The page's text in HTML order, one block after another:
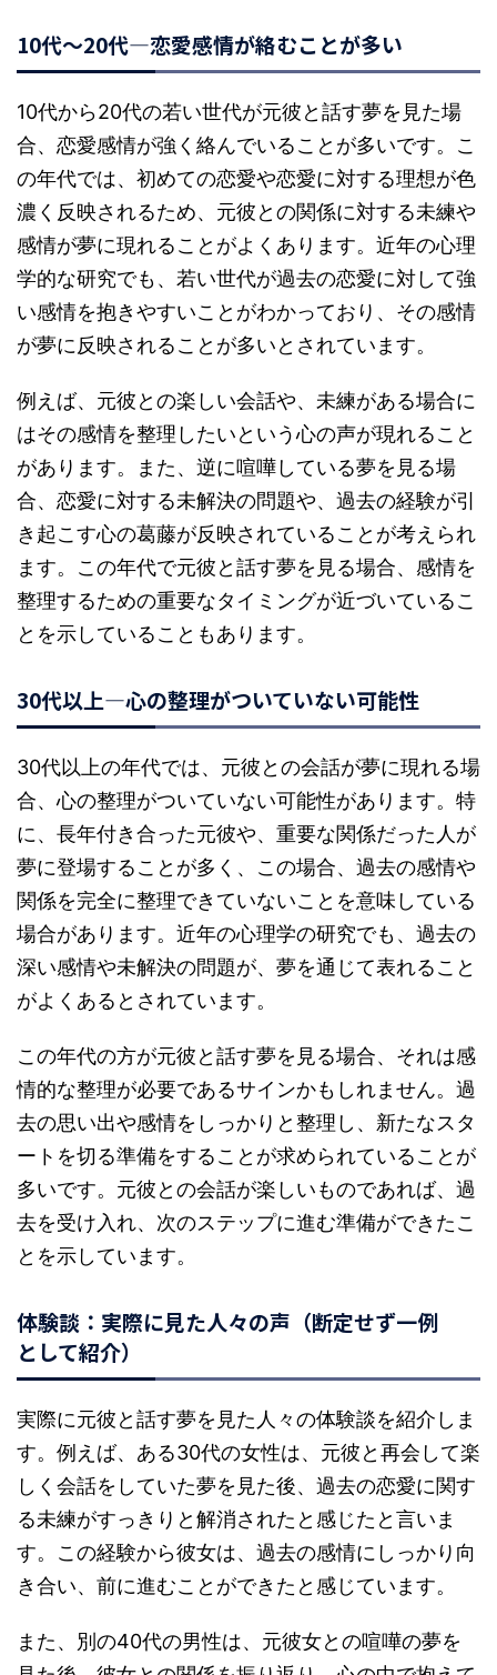
10代〜20代—恋愛感情が絡むことが多い
10代から20代の若い世代が元彼と話す夢を見た場
合、恋愛感情が強く絡んでいることが多いです。こ
の年代では、初めての恋愛や恋愛に対する理想が色
濃く反映されるため、元彼との関係に対する未練や
感情が夢に現れることがよくあります。近年の心理
学的な研究でも、若い世代が過去の恋愛に対して強
い感情を抱きやすいことがわかっており、その感情
が夢に反映されることが多いとされています。
例えば、元彼との楽しい会話や、未練がある場合に
はその感情を整理したいという心の声が現れること
があります。また、逆に喧嘩している夢を見る場
合、恋愛に対する未解決の問題や、過去の経験が引
き起こす心の葛藤が反映されていることが考えられ
ます。この年代で元彼と話す夢を見る場合、感情を
整理するための重要なタイミングが近づいているこ
とを示していることもあります。
30代以上—心の整理がついていない可能性
30代以上の年代では、元彼との会話が夢に現れる場
合、心の整理がついていない可能性があります。特
に、長年付き合った元彼や、重要な関係だった人が
夢に登場することが多く、この場合、過去の感情や
関係を完全に整理できていないことを意味している
場合があります。近年の心理学の研究でも、過去の
深い感情や未解決の問題が、夢を通じて表れること
がよくあるとされています。
この年代の方が元彼と話す夢を見る場合、それは感
情的な整理が必要であるサインかもしれません。過
去の思い出や感情をしっかりと整理し、新たなスタ
ートを切る準備をすることが求められていることが
多いです。元彼との会話が楽しいものであれば、過
去を受け入れ、次のステップに進む準備ができたこ
とを示しています。
体験談：実際に見た人々の声（断定せず一例
として紹介）
実際に元彼と話す夢を見た人々の体験談を紹介しま
す。例えば、ある30代の女性は、元彼と再会して楽
しく会話をしていた夢を見た後、過去の恋愛に関す
る未練がすっきりと解消されたと感じたと言いま
す。この経験から彼女は、過去の感情にしっかり向
き合い、前に進むことができたと感じています。
また、別の40代の男性は、元彼女との喧嘩の夢を